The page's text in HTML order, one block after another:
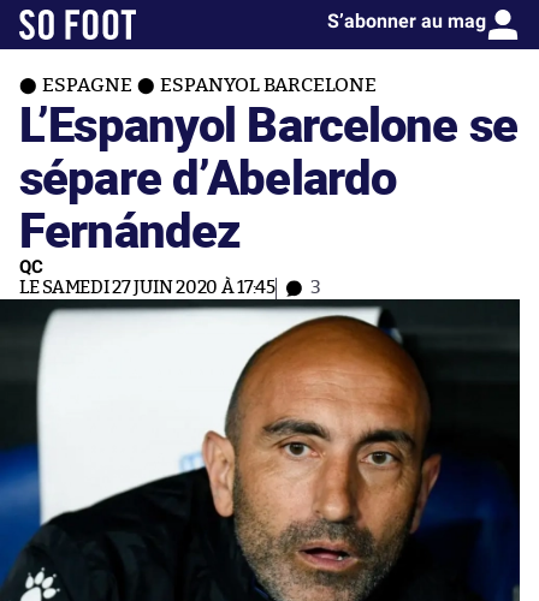
S’abonner au mag
ESPAGNE ESPANYOL BARCELONE
L’Espanyol Barcelone se
sépare d’Abelardo
Fernández
QC
LE SAMEDI 27 JUIN 2020 À 17:45 3